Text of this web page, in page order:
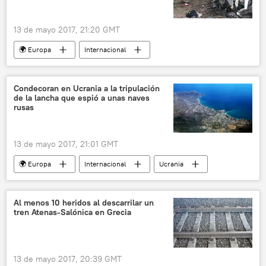
13 de mayo 2017, 21:20 GMT
🌍 Europa
Internacional
Explosión del coche de la OSCE en Donbás
Ucrania
Donbás
OSCE
explosiones
república popular de Lugansk
Condecoran en Ucrania a la tripulación
de la lancha que espió a unas naves
rusas
13 de mayo 2017, 21:01 GMT
🌍 Europa Internacional
Ucrania
Crimea
vigilancia
condecoración
Rusia
noticias
Al menos 10 heridos al descarrilar un
tren Atenas-Salónica en Grecia
13 de mayo 2017, 20:39 GMT